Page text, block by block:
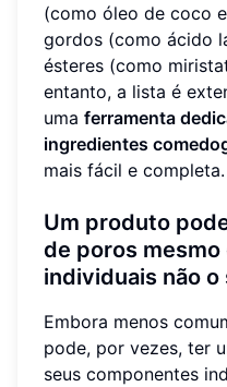
(como óleo de coco
gordos (como ácido
ésteres (como
entanto, a lista é
uma ferramenta
ingredientes
mais fácil e completa.
Um produto
de poros
individuais não o
Embora menos
pode, por vezes, ter
seus componentes